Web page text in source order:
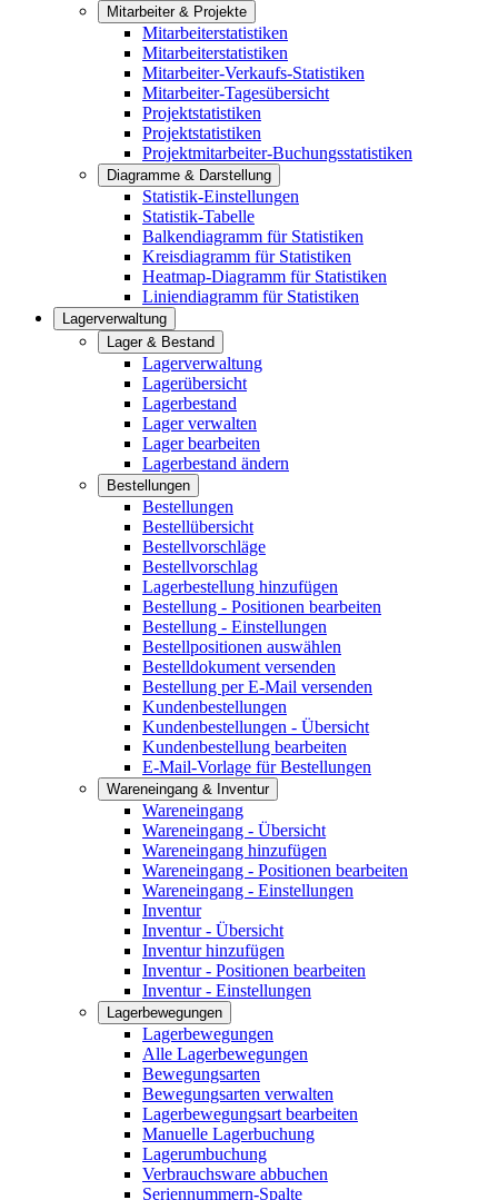
Mitarbeiter & Projekte
Mitarbeiterstatistiken
Mitarbeiterstatistiken
Mitarbeiter-Verkaufs-Statistiken
Mitarbeiter-Tagesübersicht
Projektstatistiken
Projektstatistiken
Projektmitarbeiter-Buchungsstatistiken
Diagramme & Darstellung
Statistik-Einstellungen
Statistik-Tabelle
Balkendiagramm für Statistiken
Kreisdiagramm für Statistiken
Heatmap-Diagramm für Statistiken
Liniendiagramm für Statistiken
Lagerverwaltung
Lager & Bestand
Lagerverwaltung
Lagerübersicht
Lagerbestand
Lager verwalten
Lager bearbeiten
Lagerbestand ändern
Bestellungen
Bestellungen
Bestellübersicht
Bestellvorschläge
Bestellvorschlag
Lagerbestellung hinzufügen
Bestellung - Positionen bearbeiten
Bestellung - Einstellungen
Bestellpositionen auswählen
Bestelldokument versenden
Bestellung per E-Mail versenden
Kundenbestellungen
Kundenbestellungen - Übersicht
Kundenbestellung bearbeiten
E-Mail-Vorlage für Bestellungen
Wareneingang & Inventur
Wareneingang
Wareneingang - Übersicht
Wareneingang hinzufügen
Wareneingang - Positionen bearbeiten
Wareneingang - Einstellungen
Inventur
Inventur - Übersicht
Inventur hinzufügen
Inventur - Positionen bearbeiten
Inventur - Einstellungen
Lagerbewegungen
Lagerbewegungen
Alle Lagerbewegungen
Bewegungsarten
Bewegungsarten verwalten
Lagerbewegungsart bearbeiten
Manuelle Lagerbuchung
Lagerumbuchung
Verbrauchsware abbuchen
Seriennummern-Spalte